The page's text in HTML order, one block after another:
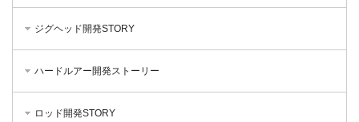
ジグヘッド開発STORY
ハードルアー開発ストーリー
ロッド開発STORY